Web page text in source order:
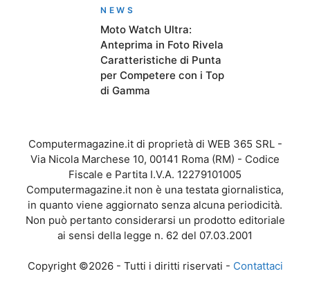
NEWS
Moto Watch Ultra:
Anteprima in Foto Rivela
Caratteristiche di Punta
per Competere con i Top
di Gamma
Computermagazine.it di proprietà di WEB 365 SRL -
Via Nicola Marchese 10, 00141 Roma (RM) - Codice
Fiscale e Partita I.V.A. 12279101005
Computermagazine.it non è una testata giornalistica,
in quanto viene aggiornato senza alcuna periodicità.
Non può pertanto considerarsi un prodotto editoriale
ai sensi della legge n. 62 del 07.03.2001
Copyright ©2026 - Tutti i diritti riservati - Contattaci